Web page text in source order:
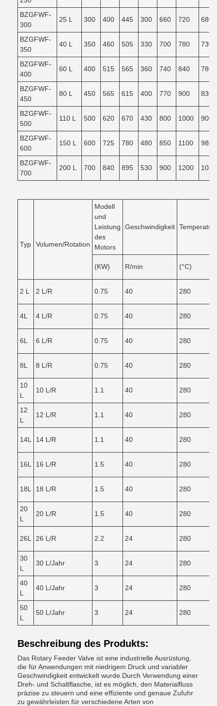
BZGFWF-
300
25 L 300 400 445 300 660 720 680
BZGFWF-
350
40 L 350 460 505 330 700 780 730
BZGFWF-
400
60 L 400 515 565 360 740 840 780
BZGFWF-
450
80 L 450 565 615 400 770 900 830
BZGFWF-
500
110 L 500 620 670 430 800 1000 900
BZGFWF-
600
150 L 600 725 780 480 850 1100 980
BZGFWF-
700
200 L 700 840 895 530 900 1200 1080
Typ Volumen/Rotation
Modell
und
Leistung
des
Motors
Geschwindigkeit Temperatur
(KW) R/min (°C)
2 L 2 L/R 0.75 40 280
4L 4 L/R 0.75 40 280
6L 6 L/R 0.75 40 280
8L 8 L/R 0.75 40 280
10
L
10 L/R 1.1 40 280
12
L
12 L/R 1.1 40 280
14L 14 L/R 1.1 40 280
16L 16 L/R 1.5 40 280
18L 18 L/R 1.5 40 280
20
L
20 L/R 1.5 40 280
26L 26 L/R 2.2 24 280
30
L
30 L/Jahr 3 24 280
40
L
40 L/Jahr 3 24 280
50
L
50 L/Jahr 3 24 280
Beschreibung des Produkts:
Das Rotary Feeder Valve ist eine industrielle Ausrüstung,
die für Anwendungen mit niedrigem Druck und variabler
Geschwindigkeit entwickelt wurde.Durch Verwendung einer
Dreh- und Schaltflasche, ist es möglich, den Materialfluss
präzise zu steuern und eine effiziente und genaue Zufuhr
zu gewährleisten.für verschiedene Arten von